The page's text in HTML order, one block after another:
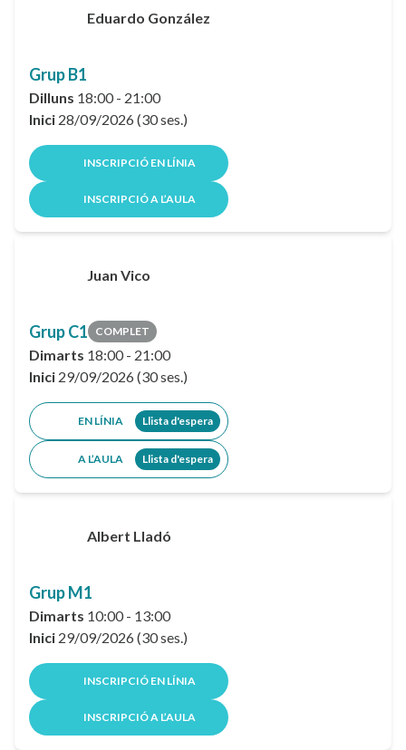
Grup B1
Dilluns 18:00 - 21:00
Inici 28/09/2026 (30 ses.)
Eduardo González
INSCRIPCIÓ EN LÍNIA
INSCRIPCIÓ A L’AULA
Grup C1 COMPLET
Dimarts 18:00 - 21:00
Inici 29/09/2026 (30 ses.)
Juan Vico
EN LÍNIA Llista d'espera
A L’AULA Llista d'espera
Grup M1
Dimarts 10:00 - 13:00
Inici 29/09/2026 (30 ses.)
Albert Lladó
INSCRIPCIÓ EN LÍNIA
INSCRIPCIÓ A L’AULA